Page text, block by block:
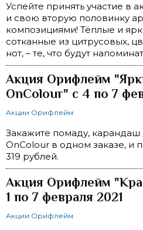
Успейте принять участие в
и свою вторую половинку
композициями! Тёплые и
сотканные из цитрусовых,
нот, – те, что будут
Акция Орифлейм
OnColour" с 4 по 7
Акции Орифлейм
Закажите помаду, карандаш
OnColour в одном заказе, и
319 рублей.
Акция Орифлейм
1 по 7 февраля 2021
Акции Орифлейм